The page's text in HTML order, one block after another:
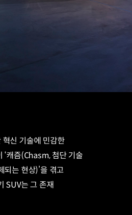
신 기술에 민감한
‘캐즘(Chasm, 첨단 기술
되는 현상)’을 겪고
SUV는 그 존재